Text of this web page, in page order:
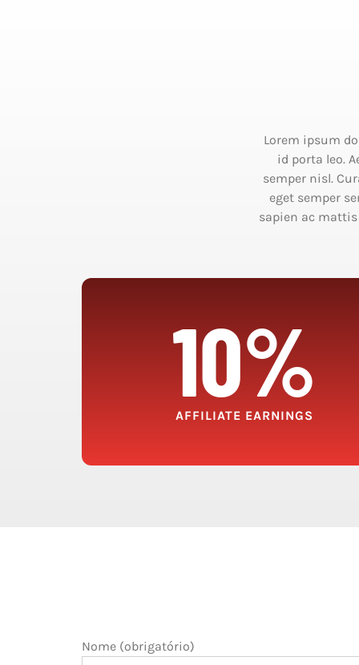
Lorem ipsum
id porta leo.
semper nisl.
eget semper
sapien ac
10%
AFFILIATE EARNINGS
Nome (obrigatório)